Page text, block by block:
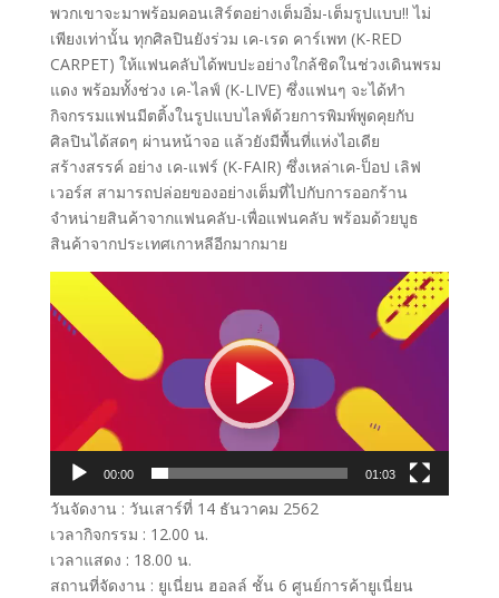
พวกเขาจะมาพร้อมคอนเสิร์ตอย่างเต็มอิ่ม-เต็มรูปแบบ!! ไม่
เพียงเท่านั้น ทุกศิลปินยังร่วม เค-เรด คาร์เพท (K-RED
CARPET) ให้แฟนคลับได้พบปะอย่างใกล้ชิดในช่วงเดินพรม
แดง พร้อมทั้งช่วง เค-ไลฟ์ (K-LIVE) ซึ่งแฟนๆ จะได้ทำ
กิจกรรมแฟนมีตติ้งในรูปแบบไลฟ์ด้วยการพิมพ์พูดคุยกับ
ศิลปินได้สดๆ ผ่านหน้าจอ แล้วยังมีพื้นที่แห่งไอเดีย
สร้างสรรค์ อย่าง เค-แฟร์ (K-FAIR) ซึ่งเหล่าเค-ป็อป เลิฟ
เวอร์ส สามารถปล่อยของอย่างเต็มที่ไปกับการออกร้าน
จำหน่ายสินค้าจากแฟนคลับ-เพื่อแฟนคลับ พร้อมด้วยบูธ
สินค้าจากประเทศเกาหลีอีกมากมาย
Player
00:00 01:03
วันจัดงาน : วันเสาร์ที่ 14 ธันวาคม 2562
เวลากิจกรรม : 12.00 น.
เวลาแสดง : 18.00 น.
สถานที่จัดงาน : ยูเนี่ยน ฮอลล์ ชั้น 6 ศูนย์การค้ายูเนี่ยน